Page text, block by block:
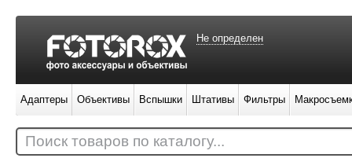
Не определен
Адаптеры Объективы Вспышки Штативы Фильтры
Поиск товаров по каталогу...